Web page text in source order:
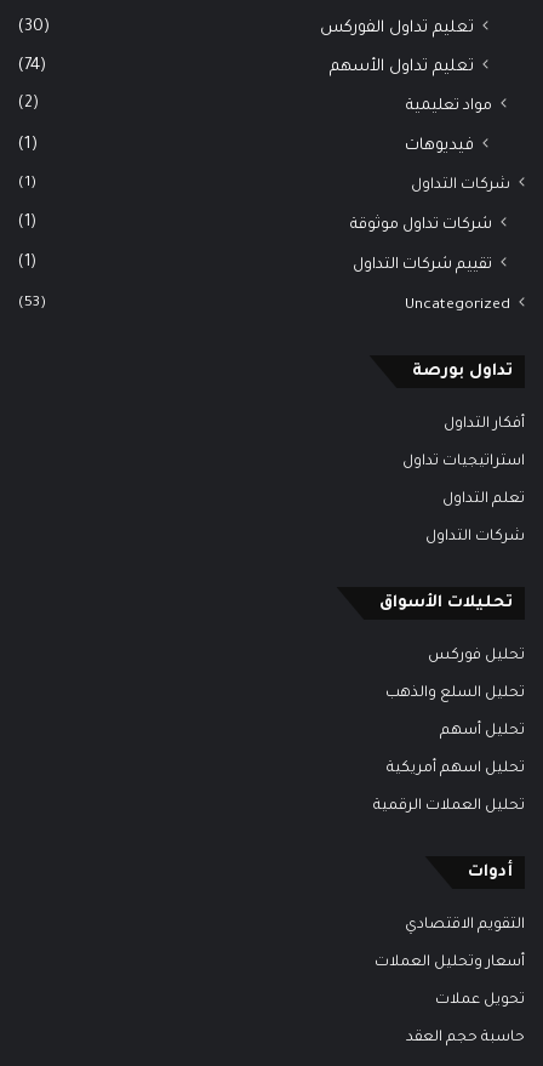
تعليم تداول الفوركس (30)
تعليم تداول الأسهم (74)
مواد تعليمية (2)
فيديوهات (1)
شركات التداول (1)
شركات تداول موثوقة (1)
تقييم شركات التداول (1)
Uncategorized
(53)
تداول بورصة
أفكار التداول
استراتيجيات تداول
تعلم التداول
شركات التداول
تحليلات الأسواق
تحليل فوركس
تحليل السلع والذهب
تحليل أسهم
تحليل اسهم أمريكية
تحليل العملات الرقمية
أدوات
التقويم الاقتصادي
أسعار وتحليل العملات
تحويل عملات
حاسبة حجم العقد